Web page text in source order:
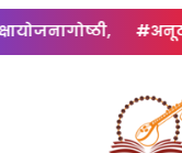
#अनूठी